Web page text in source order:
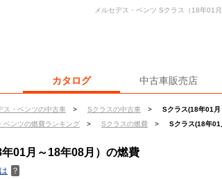
カタログ 中古車販売店
ス・ベンツの中古車 > Sクラスの中古車 >
Sクラス(18年01
ベンツの燃費ランキング > Sクラスの燃費 > Sクラス(18年
メルセデス・ベンツ Sクラス（18年01
01月～18年08月）の燃費
？